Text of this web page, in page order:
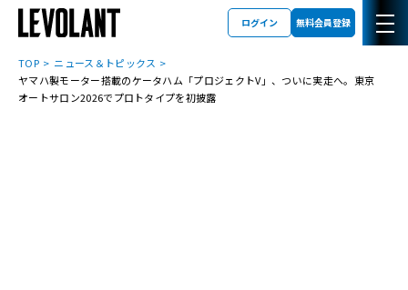
ログイン 無料会員登録
TOP
ニュース＆トピックス
ヤマハ製モーター搭載のケータハム「プロジェクトV」、ついに実走へ。東京
オートサロン2026でプロトタイプを初披露